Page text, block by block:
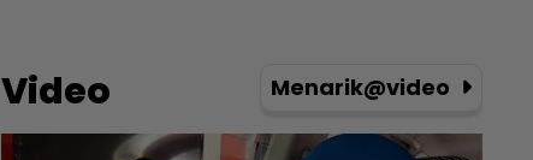
Video Menarik@video